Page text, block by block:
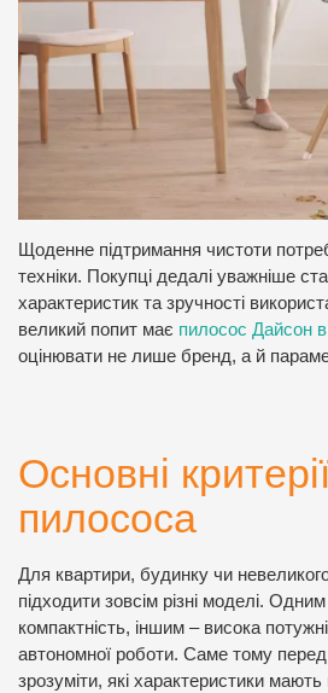
Щоденне підтримання чистоти
техніки. Покупці дедалі уважніше
характеристик та зручності
великий попит має пилосос Дайсон
оцінювати не лише бренд, а й
Основні
пилососа
Для квартири, будинку чи
підходити зовсім різні моделі.
компактність, іншим – висока
автономної роботи. Саме тому
зрозуміти, які характеристики